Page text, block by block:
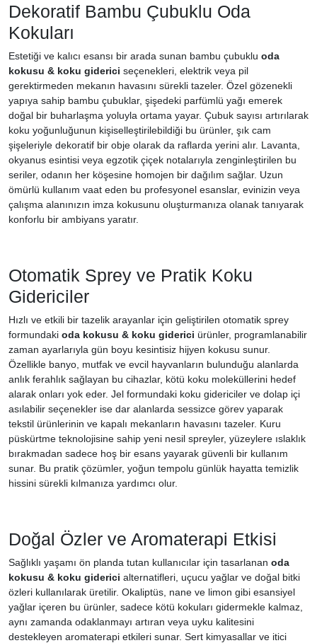
Dekoratif Bambu Çubuklu Oda
Kokuları
Estetiği ve kalıcı esansı bir arada sunan bambu çubuklu oda
kokusu & koku giderici seçenekleri, elektrik veya pil
gerektirmeden mekanın havasını sürekli tazeler. Özel gözenekli
yapıya sahip bambu çubuklar, şişedeki parfümlü yağı emerek
doğal bir buharlaşma yoluyla ortama yayar. Çubuk sayısı artırılarak
koku yoğunluğunun kişiselleştirilebildiği bu ürünler, şık cam
şişeleriyle dekoratif bir obje olarak da raflarda yerini alır. Lavanta,
okyanus esintisi veya egzotik çiçek notalarıyla zenginleştirilen bu
seriler, odanın her köşesine homojen bir dağılım sağlar. Uzun
ömürlü kullanım vaat eden bu profesyonel esanslar, evinizin veya
çalışma alanınızın imza kokusunu oluşturmanıza olanak tanıyarak
konforlu bir ambiyans yaratır.
Otomatik Sprey ve Pratik Koku
Gidericiler
Hızlı ve etkili bir tazelik arayanlar için geliştirilen otomatik sprey
formundaki oda kokusu & koku giderici ürünler, programlanabilir
zaman ayarlarıyla gün boyu kesintisiz hijyen kokusu sunur.
Özellikle banyo, mutfak ve evcil hayvanların bulunduğu alanlarda
anlık ferahlık sağlayan bu cihazlar, kötü koku moleküllerini hedef
alarak onları yok eder. Jel formundaki koku gidericiler ve dolap içi
asılabilir seçenekler ise dar alanlarda sessizce görev yaparak
tekstil ürünlerinin ve kapalı mekanların havasını tazeler. Kuru
püskürtme teknolojisine sahip yeni nesil spreyler, yüzeylere ıslaklık
bırakmadan sadece hoş bir esans yayarak güvenli bir kullanım
sunar. Bu pratik çözümler, yoğun tempolu günlük hayatta temizlik
hissini sürekli kılmanıza yardımcı olur.
Doğal Özler ve Aromaterapi Etkisi
Sağlıklı yaşamı ön planda tutan kullanıcılar için tasarlanan oda
kokusu & koku giderici alternatifleri, uçucu yağlar ve doğal bitki
özleri kullanılarak üretilir. Okaliptüs, nane ve limon gibi esansiyel
yağlar içeren bu ürünler, sadece kötü kokuları gidermekle kalmaz,
aynı zamanda odaklanmayı artıran veya uyku kalitesini
destekleyen aromaterapi etkileri sunar. Sert kimyasallar ve itici